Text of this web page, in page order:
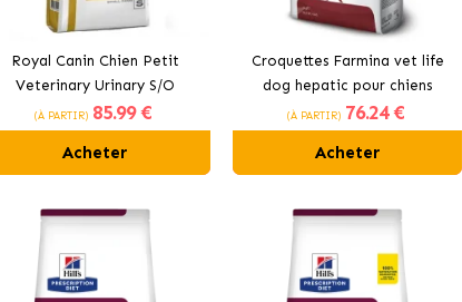
Royal Canin Chien Petit
Veterinary Urinary S/O
croquettes pour chiens petits
(À PARTIR) 85.99 €
Acheter
Croquettes Farmina vet life
dog hepatic pour chiens
(À PARTIR) 76.24 €
Acheter